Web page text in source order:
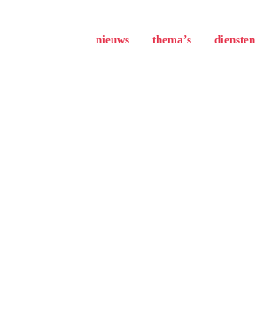
nieuws thema’s diensten